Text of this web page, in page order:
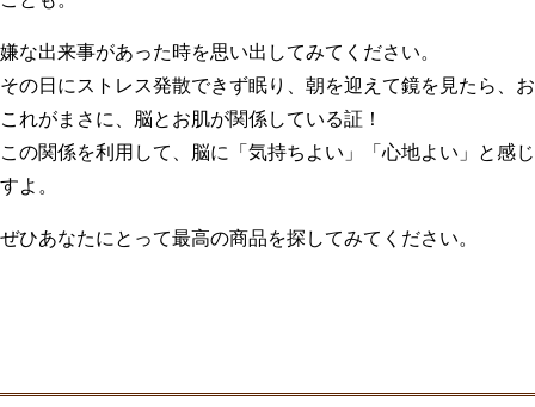
嫌な出来事があった時を思い出してみてください。
その日にストレス発散できず眠り、朝を迎えて鏡を見たら、
これがまさに、脳とお肌が関係している証！
この関係を利用して、脳に「気持ちよい」「心地よい」と感
すよ。
ぜひあなたにとって最高の商品を探してみてください。